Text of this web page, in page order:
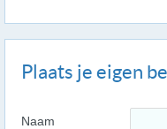
Plaats je eigen
Naam